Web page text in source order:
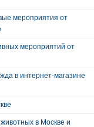
мероприятия от
мероприятий от
в интернет-магазине
в Москве и